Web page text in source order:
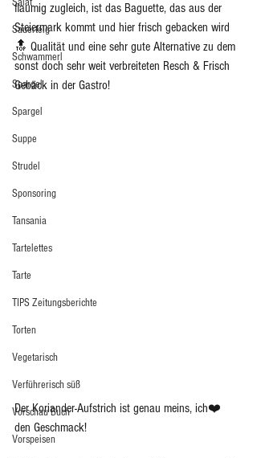
Sauerteig
Schwammerl
Spargel
Spargel
Suppe
Strudel
Sponsoring
Tansania
Tartelettes
Tarte
TIPS Zeitungsberichte
Torten
Vegetarisch
Verführerisch süß
Vorschau Buch
Vorspeisen
flaumig zugleich, ist das Baguette, das aus der
Steiermark kommt und hier frisch gebacken wird
🔝 Qualität und eine sehr gute Alternative zu dem
sonst doch sehr weit verbreiteten Resch & Frisch
Gebäck in der Gastro!
Der Koriander-Aufstrich ist genau meins, ich❤️
den Geschmack!